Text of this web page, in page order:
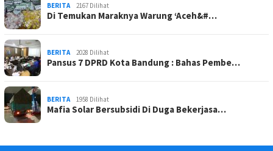
BERITA 2167 Dilihat
Di Temukan Maraknya Warung ‘Aceh&#…
BERITA 2028 Dilihat
Pansus 7 DPRD Kota Bandung : Bahas Pembe…
BERITA 1958 Dilihat
Mafia Solar Bersubsidi Di Duga Bekerjasa…